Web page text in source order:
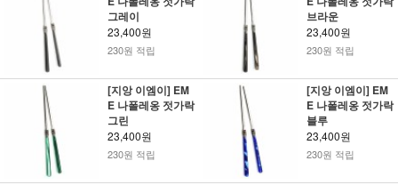
그레이
23,400원
230원 적립
브라운
23,400원
230원 적립
[지앙 이엠이] EM
E 나폴레옹 젓가락
그린
23,400원
230원 적립
[지앙 이엠이] EM
E 나폴레옹 젓가락
블루
23,400원
230원 적립